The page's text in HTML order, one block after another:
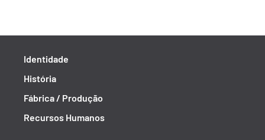
Identidade
História
Fábrica / Produção
Recursos Humanos